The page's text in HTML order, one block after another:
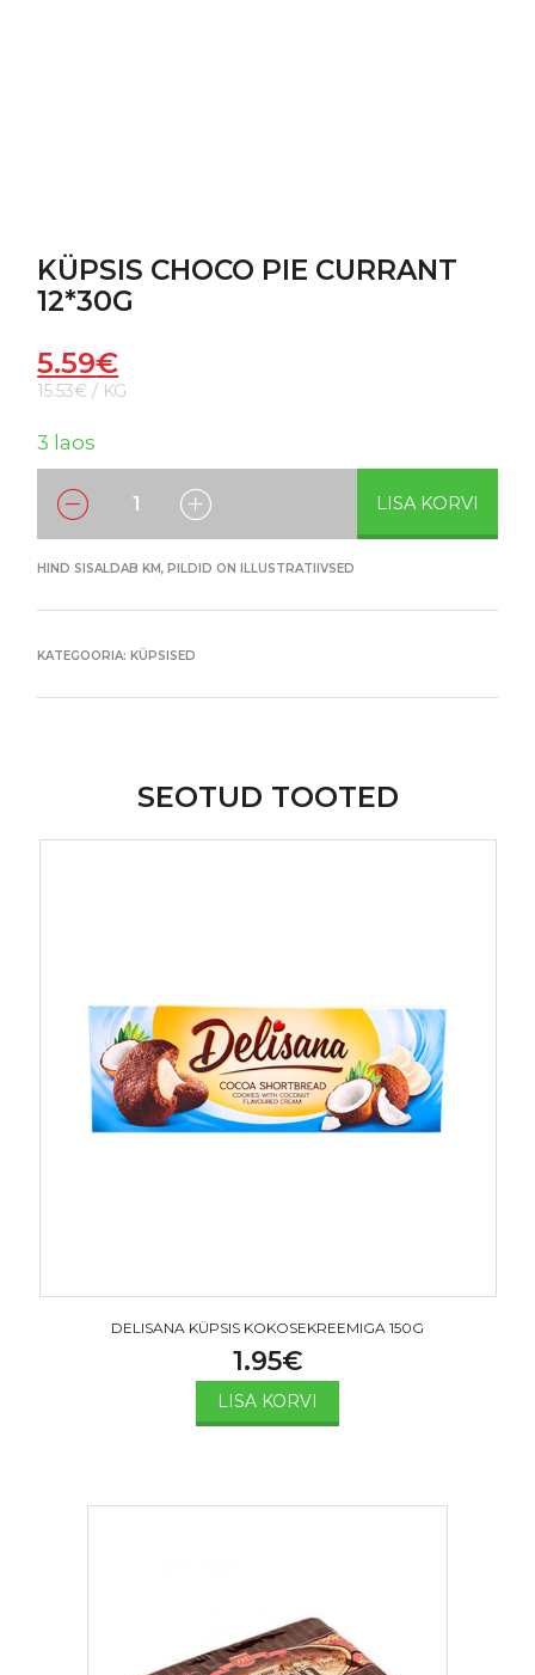
KÜPSIS CHOCO PIE CURRANT
12*30G
5.59€
15.53€ / KG
3 laos
LISA KORVI
HIND SISALDAB KM, PILDID ON ILLUSTRATIIVSED
KATEGOORIA:KÜPSISED
SEOTUD TOOTED
DELISANA KÜPSIS KOKOSEKREEMIGA 150G
1.95€
LISA KORVI